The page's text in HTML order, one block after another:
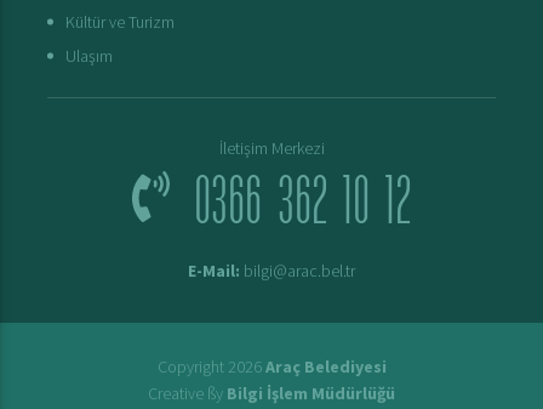
Kültür ve Turizm
Ulaşım
İletişim Merkezi
0366 362 10 12
E-Mail: bilgi@arac.bel.tr
Copyright 2026Araç Belediyesi
Creative ßy Bilgi İşlem Müdürlüğü